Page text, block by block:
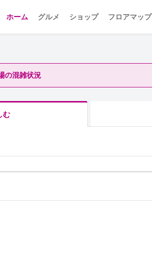
ホーム グルメ ショップ フロアマップ
の混雑状況
む